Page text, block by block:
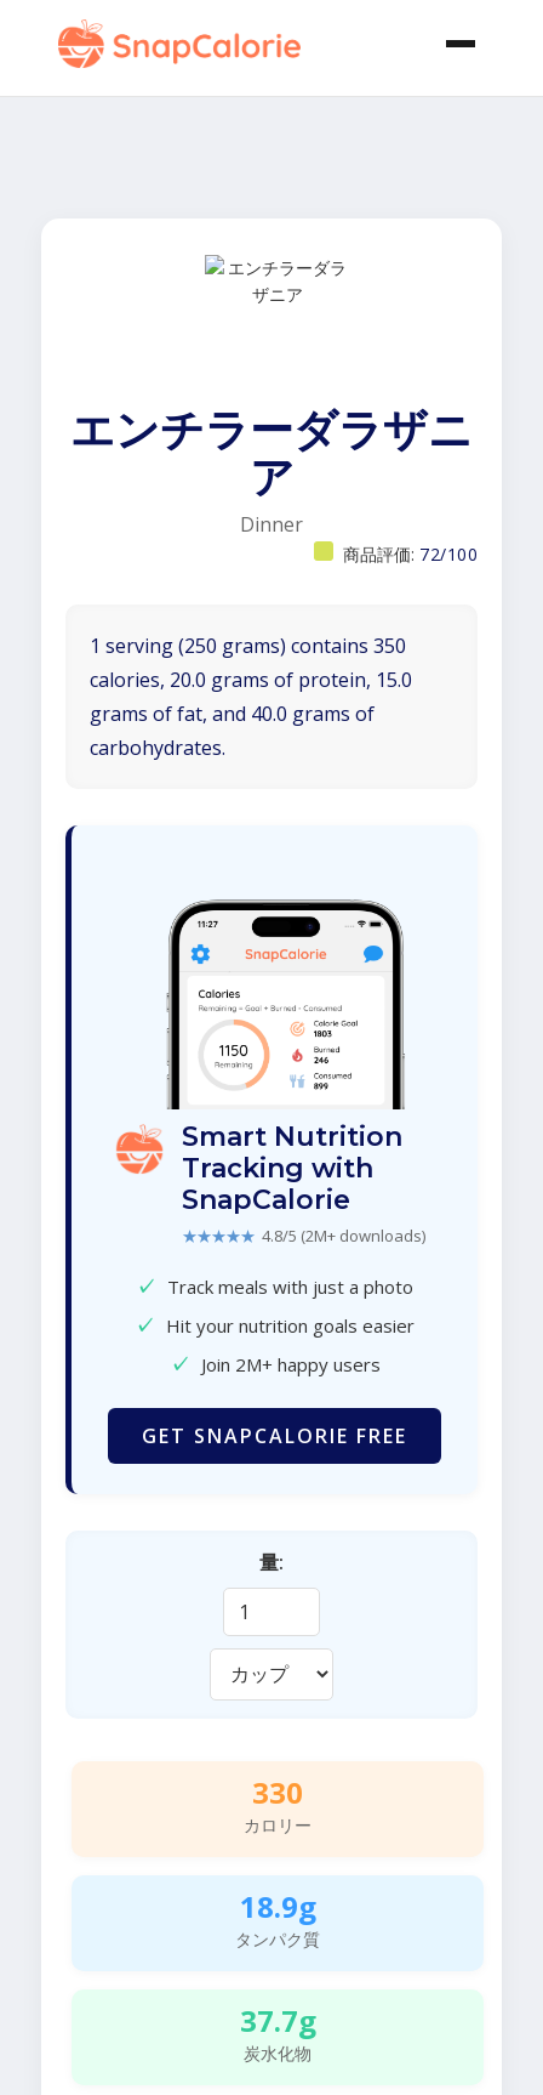
エンチラーダラザニ
ア
Dinner
商品評価: 72/100
1 serving (250 grams) contains 350
calories, 20.0 grams of protein, 15.0
grams of fat, and 40.0 grams of
carbohydrates.
Smart Nutrition
Tracking with
SnapCalorie
★★★★★ 4.8/5 (2M+ downloads)
✓ Track meals with just a photo
✓ Hit your nutrition goals easier
✓ Join 2M+ happy users
GET SNAPCALORIE FREE
量:
330
カロリー
18.9g
タンパク質
37.7g
炭水化物